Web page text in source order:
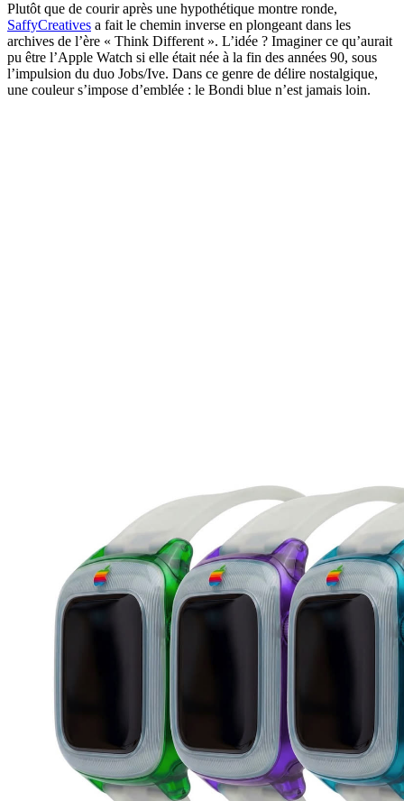
Plutôt que de courir après une hypothétique montre ronde,
SaffyCreatives a fait le chemin inverse en plongeant dans les
archives de l’ère « Think Different ». L’idée ? Imaginer ce qu’aurait
pu être l’Apple Watch si elle était née à la fin des années 90, sous
l’impulsion du duo Jobs/Ive. Dans ce genre de délire nostalgique,
une couleur s’impose d’emblée : le Bondi blue n’est jamais loin.